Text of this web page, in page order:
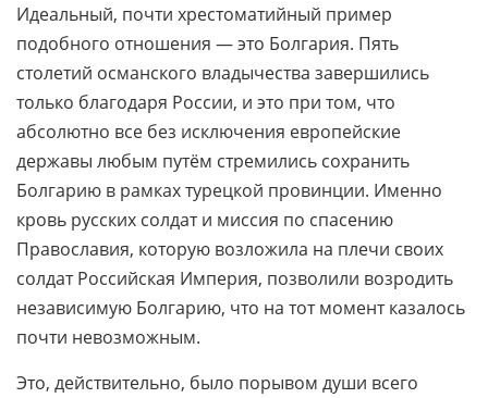
Идеальный, почти хрестоматийный пример
подобного отношения — это Болгария. Пять
столетий османского владычества завершились
только благодаря России, и это при том, что
абсолютно все без исключения европейские
державы любым путём стремились сохранить
Болгарию в рамках турецкой провинции. Именно
кровь русских солдат и миссия по спасению
Православия, которую возложила на плечи своих
солдат Российская Империя, позволили возродить
независимую Болгарию, что на тот момент казалось
почти невозможным.
Это, действительно, было порывом души всего